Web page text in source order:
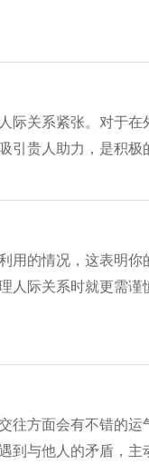
际关系紧张。对于
引贵人助力，是积极
的情况，这表明你
人际关系时就更需
往方面会有不错的
到与他人的矛盾，